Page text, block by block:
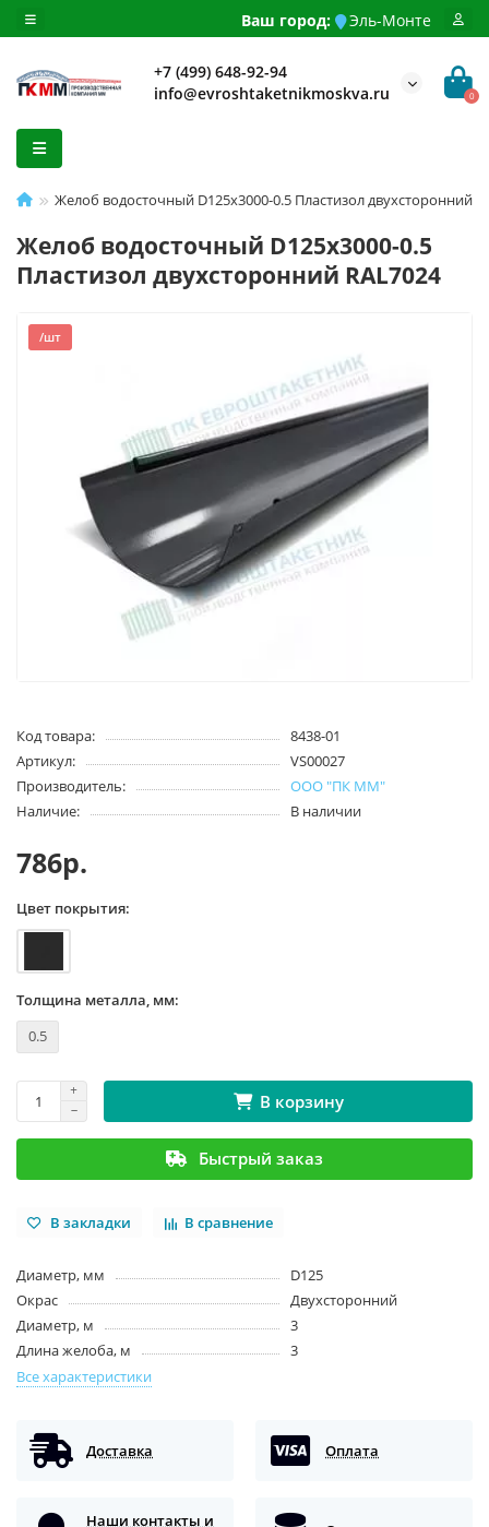
Ваш город: Эль-Монте
+7 (499) 648-92-94
info@evroshtaketnikmoskva.ru
0
Желоб водосточный D125х3000-0.5 Пластизол двухсторонний
Желоб водосточный D125х3000-0.5
Пластизол двухсторонний RAL7024
/шт
Код товара:
8438-01
Артикул:
VS00027
Производитель:
ООО "ПК ММ"
Наличие:
В наличии
786р.
Цвет покрытия:
Толщина металла, мм:
0.5
В корзину
Быстрый заказ
В закладки В сравнение
Диаметр, мм
D125
Окрас
Двухсторонний
Диаметр, м
3
Длина желоба, м
3
Все характеристики
Доставка Оплата
Наши контакты и